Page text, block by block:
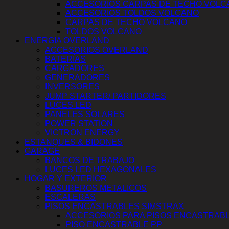
ACCESORIOS CARPAS DE TECHO
ACCESORIOS TOLDOS VOLCANO
CARPAS DE TECHO VOLCANO
TOLDOS VOLCANO
ENERGIA OVERLAND
ACCESORIOS OVERLAND
BATERÍAS
CARGADORES
GENERADORES
INVERSORES
JUMP STARTER/ PARTIDORES
LUCES LED
PANELES SOLARES
POWER STATION
VICTRON ENERGY
ESTANQUES & BIDONES
GARAGE
BANCOS DE TRABAJO
LUCES LED HEXAGONALES
HOGAR Y EXTERIOR
BASUREROS METALICOS
ESCALERAS
PISOS ENCASTRABLES SIMSTRAX
ACCESORIOS PARA PISOS
PISO ENCASTRABLE PP